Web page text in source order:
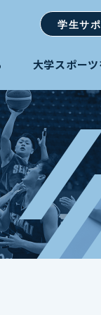
学生サ
大学スポー